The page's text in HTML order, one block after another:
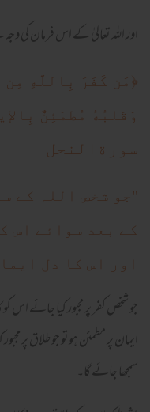
اور اللہ تعالیٰ کے اس فرمان کی
﴿ مَن كَفَرَ بِاللَّهِ
وَقَلبُهُ مُطمَئِنٌّ
سورةالنحل
"جو شخص اللہ کے
کے بعد سوائے اس
اور اس کا دل
جو شخص کفر پر مجبور کیا جائے اس
ایمان پر مطمئن ہوتو جو طلاق پر
سمجھا جائے گا۔